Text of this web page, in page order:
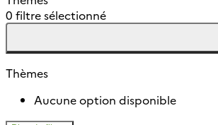
0 filtre sélectionné
Thèmes
Aucune option disponible